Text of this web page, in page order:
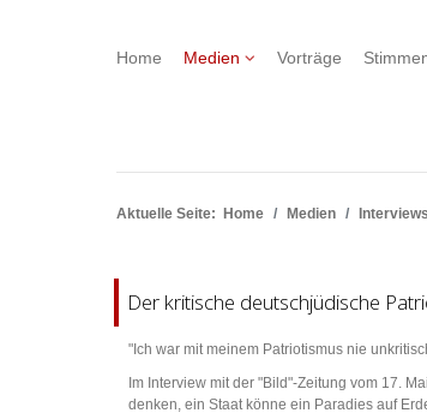
Home Medien Vorträge
Aktuelle Seite: Home Medien Interviews
Der kritische deutschjüdische
"Ich war mit meinem Patriotismus nie
Im Interview mit der "Bild"-Zeitung vom 17.
denken, ein Staat könne ein Paradies auf